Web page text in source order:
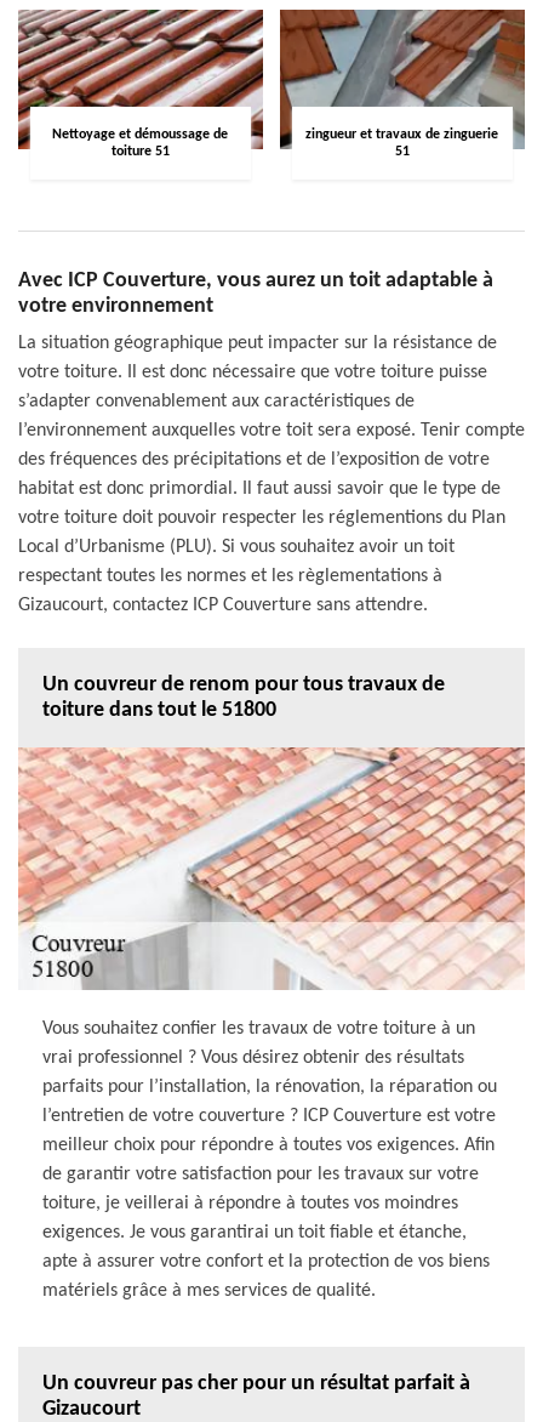
Nettoyage et démoussage de
toiture 51
zingueur et travaux de zinguerie
51
Avec ICP Couverture, vous aurez un toit adaptable à
votre environnement
La situation géographique peut impacter sur la résistance de
votre toiture. Il est donc nécessaire que votre toiture puisse
s’adapter convenablement aux caractéristiques de
l’environnement auxquelles votre toit sera exposé. Tenir compte
des fréquences des précipitations et de l’exposition de votre
habitat est donc primordial. Il faut aussi savoir que le type de
votre toiture doit pouvoir respecter les réglementions du Plan
Local d’Urbanisme (PLU). Si vous souhaitez avoir un toit
respectant toutes les normes et les règlementations à
Gizaucourt, contactez ICP Couverture sans attendre.
Un couvreur de renom pour tous travaux de
toiture dans tout le 51800
Vous souhaitez confier les travaux de votre toiture à un
vrai professionnel ? Vous désirez obtenir des résultats
parfaits pour l’installation, la rénovation, la réparation ou
l’entretien de votre couverture ? ICP Couverture est votre
meilleur choix pour répondre à toutes vos exigences. Afin
de garantir votre satisfaction pour les travaux sur votre
toiture, je veillerai à répondre à toutes vos moindres
exigences. Je vous garantirai un toit fiable et étanche,
apte à assurer votre confort et la protection de vos biens
matériels grâce à mes services de qualité.
Un couvreur pas cher pour un résultat parfait à
Gizaucourt